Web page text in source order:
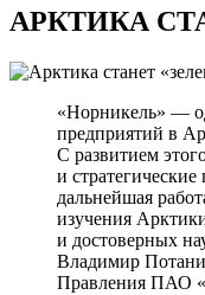
АРКТИКА
«Норникель» —
предприятий в
С развитием
и
дальнейшая
изучения
и достоверных
Владимир
Правления ПАО